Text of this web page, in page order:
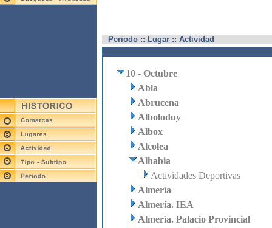
Periodo :: Lugar :: Actividad
10 - Octubre
Abla
Abrucena
Alboloduy
Albox
Alcolea
Alhabia
Actividades Deportivas
Almería
Almería. IEA
Almería. Palacio Provincial